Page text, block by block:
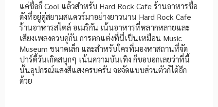
แค่ชื่อก็ Cool แล้วสำหรับ Hard Rock Cafe ร้านอาหารชื่อ
ดังที่อยู่คู่สยามสแควร์มาอย่างยาวนาน Hard Rock Cafe
ร้านอาหารสไตล์ อเมริกัน เน้นอาหารที่หลากหลายและ
เสียงเพลงควบคู่กัน การตกแต่งที่นี่เป็นเหมือน Music
Museum ขนาดเล็ก และสำหรับใครที่มองหาสถานที่จัด
ปาร์ตี้วันเกิดสนุกๆ เน้นความบันเทิง ก็ขอบอกเลยว่าที่นี้
นั้นอุปกรณ์แสงสีแสงครบครัน จะจัดแบบส่วนตัวก้ได้อีก
ด้วย